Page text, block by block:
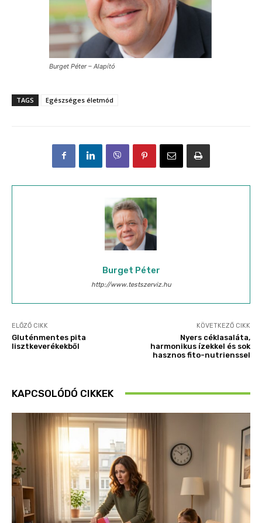
Burget Péter – Alapító
TAGS Egészséges életmód
Burget Péter
http://www.testszerviz.hu
ELŐZŐ CIKK
Gluténmentes pita
lisztkeverékekből
KÖVETKEZŐ CIKK
Nyers céklasaláta,
harmonikus ízekkel és sok
hasznos fito-nutrienssel
KAPCSOLÓDÓ CIKKEK